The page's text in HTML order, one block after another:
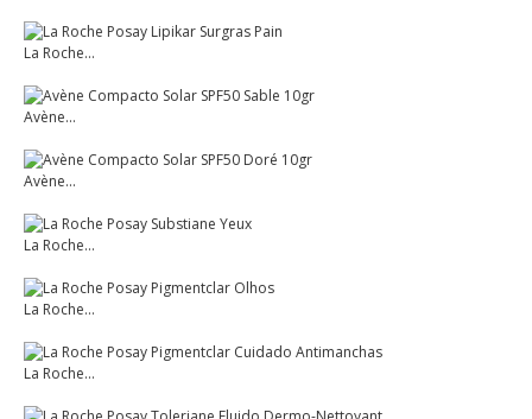
La Roche...
Avène...
Avène...
La Roche...
La Roche...
La Roche...